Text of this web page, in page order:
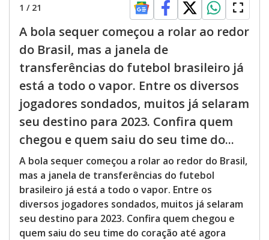
1 / 21
A bola sequer começou a rolar ao redor
do Brasil, mas a janela de
transferências do futebol brasileiro já
está a todo o vapor. Entre os diversos
jogadores sondados, muitos já selaram
seu destino para 2023. Confira quem
chegou e quem saiu do seu time do...
A bola sequer começou a rolar ao redor do Brasil,
mas a janela de transferências do futebol
brasileiro já está a todo o vapor. Entre os
diversos jogadores sondados, muitos já selaram
seu destino para 2023. Confira quem chegou e
quem saiu do seu time do coração até agora